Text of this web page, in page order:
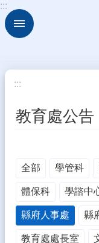
跳到主要內容區塊
進
關
古
坑
政
組
織
:::
:::
教育處公告
全部 學管科
體保科 學諮中
縣府人事處 縣
教育處處長室